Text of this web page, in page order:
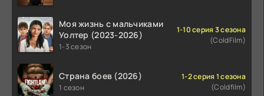
Моя жизнь с мальчиками
Уолтер (2023-2026)
1-3 сезон
1-10 серия 3 сезона
(ColdFilm)
Страна боев (2026)
1 сезон
1-2 серия 1 сезона
(Coldfilm)